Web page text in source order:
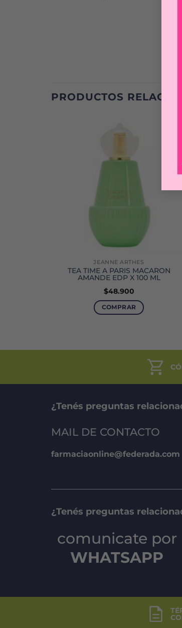
PRODUCTOS
JEANNE ARTHES
TEA TIME A PARIS MACARON
AMANDE EDP X 100 ML
$48.900
COMPRAR
¿Tenés preguntas
MAIL DE CONTACTO
farmaciaonline@federada.com
¿Tenés preguntas
comunicate por
WHATSAPP